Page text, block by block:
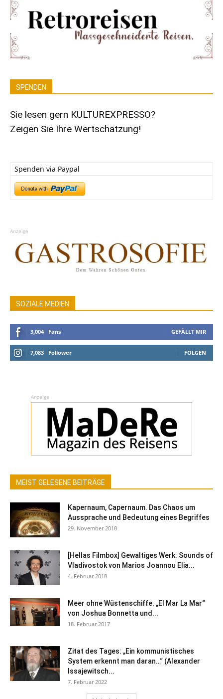
SPENDEN
Sie lesen gern KULTUREXPRESSO?
Zeigen Sie Ihre Wertschätzung!
Spenden via Paypal
Anzeige
SOZIALE MEDIEN
3,004 Fans GEFÄLLT MIR
7,083 Follower FOLGEN
Anzeige
MEIST GELESENE BEITRÄGE
Kapernaum, Capernaum. Das Chaos um
Aussprache und Bedeutung eines Begriffes
29. November 2018
[Hellas Filmbox] Gewaltiges Werk: Sounds of
Vladivostok von Marios Joannou Elia...
4. Februar 2018
Meer ohne Wüstenschiffe. „El Mar La Mar“
von Joshua Bonnetta und...
18. Februar 2017
Zitat des Tages: „Ein kommunistisches
System erkennt man daran…“ (Alexander
Issajewitsch...
7. Februar 2022